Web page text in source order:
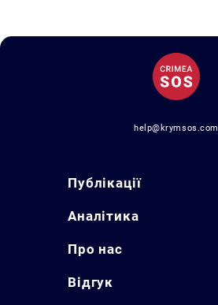
help@krymsos.com
Публікації
Аналітика
Про нас
Відгук